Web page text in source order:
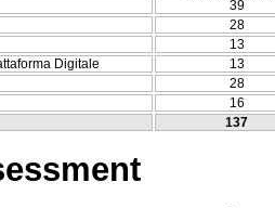
39
28
13
Digitale
13
28
16
137